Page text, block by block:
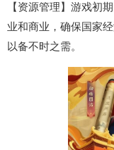
【资源管理】游戏初
业和商业，确保国家
以备不时之需。